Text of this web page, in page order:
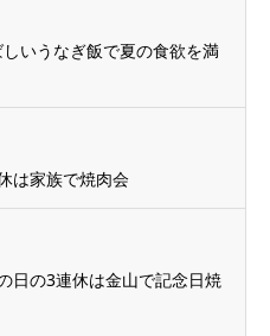
いうなぎ飯で夏の食欲を満
は家族で焼肉会
日の3連休は金山で記念日焼